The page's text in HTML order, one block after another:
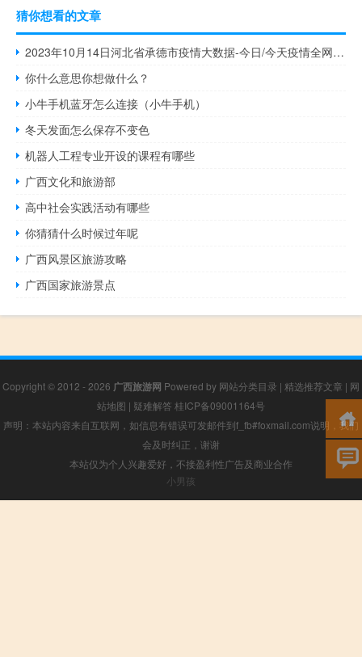
猜你想看的文章
2023年10月14日河北省承德市疫情大数据-今日/今天疫情全网搜索最新实时消息动态情况通知播报
你什么意思你想做什么？
小牛手机蓝牙怎么连接（小牛手机）
冬天发面怎么保存不变色
机器人工程专业开设的课程有哪些
广西文化和旅游部
高中社会实践活动有哪些
你猜猜什么时候过年呢
广西风景区旅游攻略
广西国家旅游景点
Copyright © 2012 - 2026 广西旅游网 Powered by 网站分类目录 | 精选推荐文章 | 网
站地图 | 疑难解答 桂ICP备09001164号
声明：本站内容来自互联网，如信息有错误可发邮件到f_fb#foxmail.com说明，我们
会及时纠正，谢谢
本站仅为个人兴趣爱好，不接盈利性广告及商业合作
小男孩